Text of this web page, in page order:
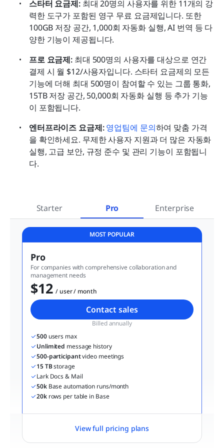
스타터 요금제: 최대 20명의 사용자를 위한 11개의 강
력한 도구가 포함된 영구 무료 요금제입니다. 또한
100GB 저장 공간, 1,000회 자동화 실행, AI 번역 등 다
양한 기능이 제공됩니다.
프로 요금제: 최대 500명의 사용자를 대상으로 연간
결제 시 월 $12/사용자입니다. 스타터 요금제의 모든
기능에 더해 최대 500명이 참여할 수 있는 그룹 통화,
15TB 저장 공간, 50,000회 자동화 실행 등 추가 기능
이 포함됩니다.
엔터프라이즈 요금제: 영업팀에 문의하여 맞춤 가격
을 확인하세요. 무제한 사용자 지원과 더 많은 자동화
실행, 고급 보안, 규정 준수 및 관리 기능이 포함됩니
다.
Starter Pro Enterprise
MOST POPULAR
Pro
For companies with comprehensive collaboration and
management needs
$12
  / user / month
Contact sales
Billed annually
500 users max
Unlimited message history
500-participant video meetings
15 TB storage
Lark Docs & Mail
50k Base automation runs/month
20k rows per table in Base
View full pricing plans